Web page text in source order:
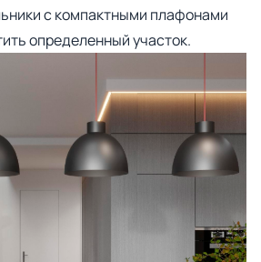
с компактными плафонами
определенный участок.